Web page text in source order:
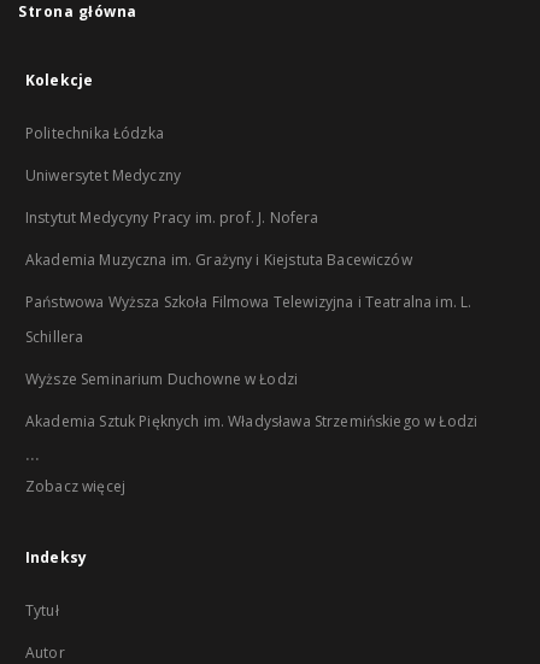
Strona główna
Kolekcje
Politechnika Łódzka
Uniwersytet Medyczny
Instytut Medycyny Pracy im. prof. J. Nofera
Akademia Muzyczna im. Grażyny i Kiejstuta Bacewiczów
Państwowa Wyższa Szkoła Filmowa Telewizyjna i Teatralna im. L.
Schillera
Wyższe Seminarium Duchowne w Łodzi
Akademia Sztuk Pięknych im. Władysława Strzemińskiego w Łodzi
...
Zobacz więcej
Indeksy
Tytuł
Autor